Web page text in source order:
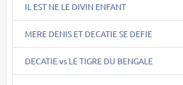
IL EST NE LE DIVIN ENFANT
MERE DENIS ET DECATIE SE DEFIE
DECATIE vs LE TIGRE DU BENGALE